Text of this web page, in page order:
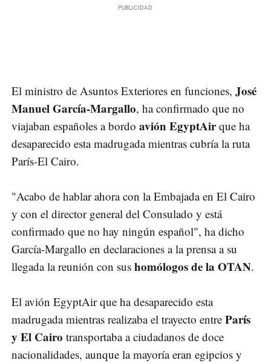
El ministro de Asuntos Exteriores en funciones, José
Manuel García-Margallo, ha confirmado que no
viajaban españoles a bordo avión EgyptAirque ha
desaparecido esta madrugada mientras cubría la ruta
París-El Cairo.
"Acabo de hablar ahora con la Embajada en El Cairo
y con el director general del Consulado y está
confirmado que no hay ningún español", ha dicho
García-Margallo en declaraciones a la prensa a su
llegada la reunión con sus homólogos de la OTAN.
El avión EgyptAir que ha desaparecido esta
madrugada mientras realizaba el trayecto entre París
y El Cairo transportaba a ciudadanos de doce
nacionalidades, aunque la mayoría eran egipcios y